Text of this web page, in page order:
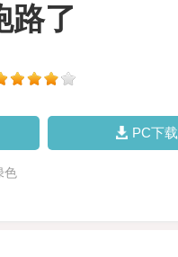
路了
PC下载
色